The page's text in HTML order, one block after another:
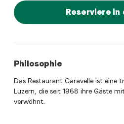
Jetzt sofortReserviere in
Philosophie
Das Restaurant Caravelle ist eine
Luzern, die seit 1968 ihre Gäste
verwöhnt.